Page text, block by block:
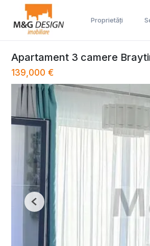
Proprietăți
Apartament 3 camere
139,000 €
Previous